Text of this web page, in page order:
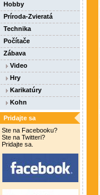
Hobby
Príroda-Zvieratá
Technika
Počítače
Zábava
Video
Hry
Karikatúry
Kohn
Pridajte sa
Ste na Facebooku?
Ste na Twitteri?
Pridajte sa.